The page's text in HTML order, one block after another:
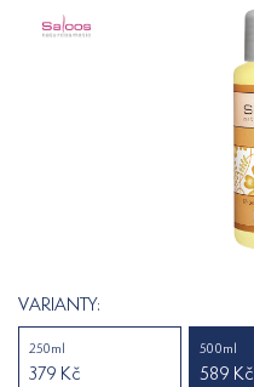
VARIANTY:
250ml
379 Kč
500ml
589 Kč